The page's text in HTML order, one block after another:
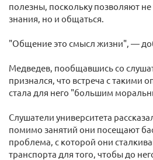
полезны, поскольку позволяют
знания, но и общаться.
"Общение это смысл жизни", —
Медведев, пообщавшись со
признался, что встреча с
стала для него "большим
Слушатели университета
помимо занятий они посещают
проблема, с которой они
транспорта для того, чтобы до